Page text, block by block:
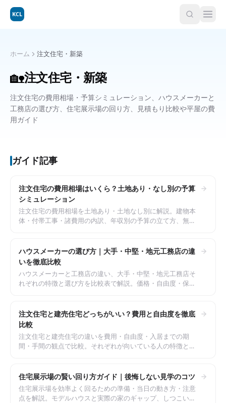
KCL
ホーム 注文住宅・新築
🏡注文住宅・新築
注文住宅の費用相場・予算シミュレーション、ハウスメーカーと
工務店の選び方、住宅展示場の回り方、見積もり比較や平屋の費
用ガイド
ガイド記事
注文住宅の費用相場はいくら？土地あり・なし別の予算
シミュレーション
注文住宅の費用相場を土地あり・土地なし別に解説。建物本
体・付帯工事・諸費用の内訳、年収別の予算の立て方、無理
ハウスメーカーの選び方｜大手・中堅・地元工務店の違
いを徹底比較
ハウスメーカーと工務店の違い、大手・中堅・地元工務店そ
れぞれの特徴と選び方を比較表で解説。価格・自由度・保
注文住宅と建売住宅どっちがいい？費用と自由度を徹底
比較
注文住宅と建売住宅の違いを費用・自由度・入居までの期
間・手間の観点で比較。それぞれが向いている人の特徴と、
住宅展示場の賢い回り方ガイド｜後悔しない見学のコツ
住宅展示場を効率よく回るための準備・当日の動き方・注意
点を解説。モデルハウスと実際の家のギャップ、しつこい営